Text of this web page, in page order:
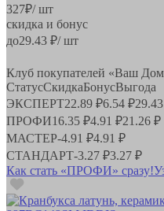
327₽/ шт
скидка и бонус
до29.43 ₽/ шт
Клуб покупателей «Ваш
СтатусСкидкаБонусВыгода
ЭКСПЕРТ22.89 ₽6.54 ₽
ПРОФИ16.35 ₽4.91 ₽21.26 ₽
МАСТЕР-4.91 ₽4.91 ₽
СТАНДАРТ-3.27 ₽3.27 ₽
Как стать «ПРОФИ» сразу!